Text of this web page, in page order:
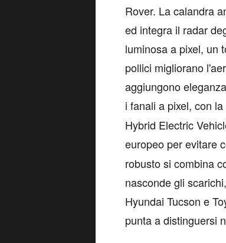
Rover. La calandra
ed integra il radar
luminosa a pixel, un
pollici migliorano
aggiungono
i fanali a pixel, con
Hybrid Electric
europeo per evitare
robusto si combina
nasconde gli
Hyundai Tucson e
punta a distinguersi